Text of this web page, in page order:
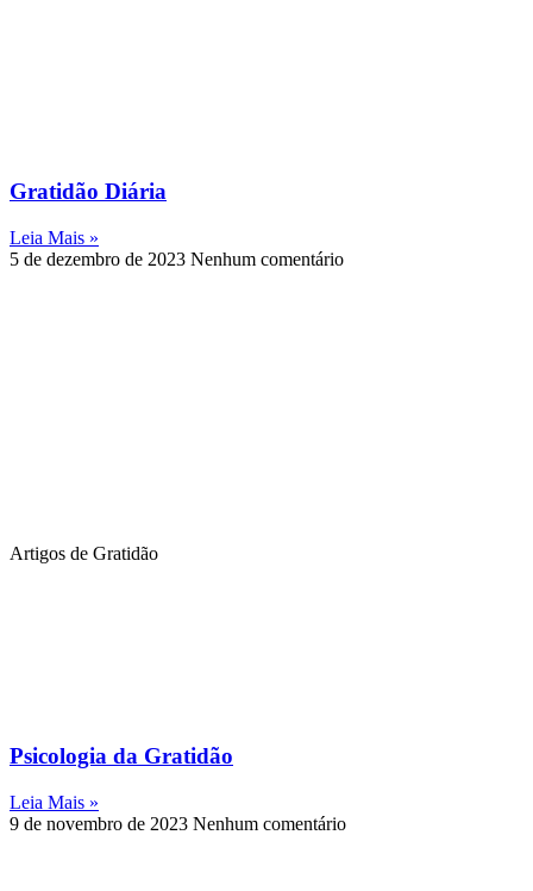
Gratidão Diária
Leia Mais »
5 de dezembro de 2023 Nenhum comentário
Artigos de Gratidão
Psicologia da Gratidão
Leia Mais »
9 de novembro de 2023 Nenhum comentário